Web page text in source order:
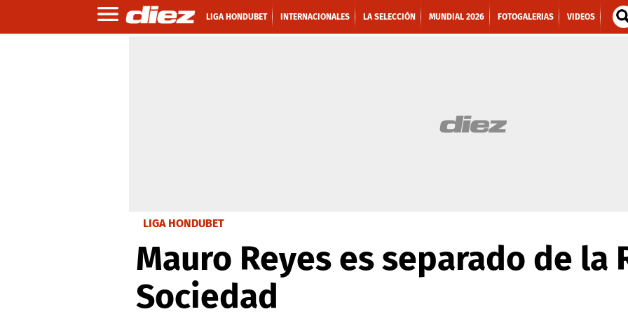
LIGA HONDUBET INTERNACIONALES LA SELECCIÓN MUNDIAL 2026 FOTOGALERIAS VIDEOS
LIGA HONDUBET
Mauro Reyes es separado de la
Sociedad